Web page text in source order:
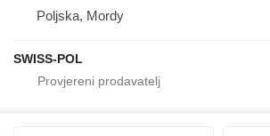
Poljska, Mordy
SWISS-POL